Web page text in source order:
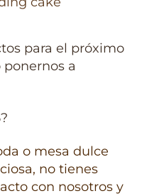
para el próximo
a
o mesa dulce
no tienes
con nosotros y